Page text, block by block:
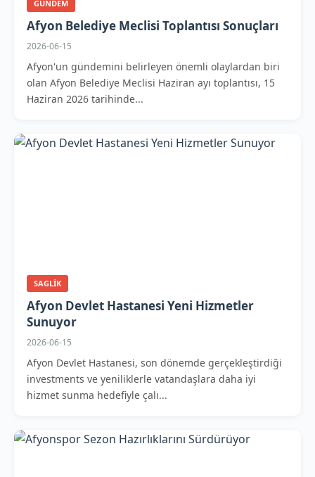
GUNDEM
Afyon Belediye Meclisi Toplantısı Sonuçları
2026-06-15
Afyon'un gündemini belirleyen önemli olaylardan biri
olan Afyon Belediye Meclisi Haziran ayı toplantısı, 15
Haziran 2026 tarihinde...
SAGLIK
Afyon Devlet Hastanesi Yeni Hizmetler
Sunuyor
2026-06-15
Afyon Devlet Hastanesi, son dönemde gerçekleştirdiği
investments ve yeniliklerle vatandaşlara daha iyi
hizmet sunma hedefiyle çalı...